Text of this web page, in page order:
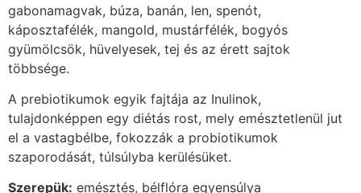
gabonamagvak, búza, banán, len, spenót,
káposztafélék, mangold, mustárfélék, bogyós
gyümölcsök, hüvelyesek, tej és az érett sajtok
többsége.
A prebiotikumok egyik fajtája az Inulinok,
tulajdonképpen egy diétás rost, mely emésztetlenül jut
el a vastagbélbe, fokozzák a probiotikumok
szaporodását, túlsúlyba kerülésüket.
Szerepük: emésztés, bélflóra egyensúlya